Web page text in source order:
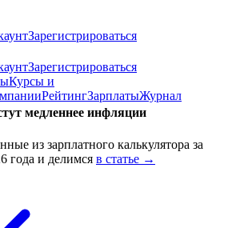
Зарегистрироваться
Зарегистрироваться
Курсы и
РейтингЗарплатыЖурнал
медленнее инфляции
из зарплатного калькулятора за
года и делимся в статье →